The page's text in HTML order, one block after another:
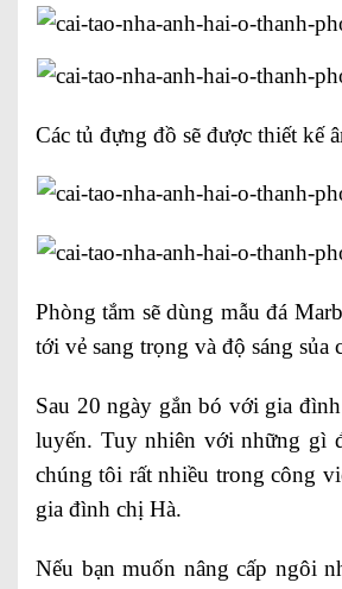
Các tủ đựng đồ sẽ được thiết kế
Phòng tắm sẽ dùng mẫu đá
tới vẻ sang trọng và độ sáng sủa
Sau 20 ngày gắn bó với gia
luyến. Tuy nhiên với những gì
chúng tôi rất nhiều trong công
gia đình chị Hà.
Nếu bạn muốn nâng cấp ngôi